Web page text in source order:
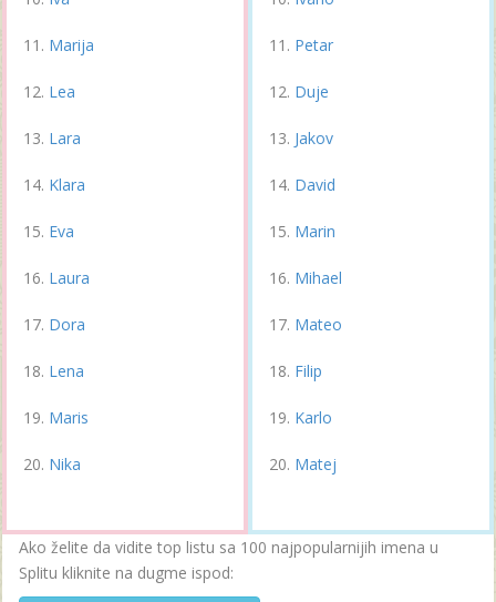
Marija
Lea
Lara
Klara
Eva
Laura
Dora
Lena
Maris
Nika
Petar
Duje
Jakov
David
Marin
Mihael
Mateo
Filip
Karlo
Matej
Ako želite da vidite top listu sa 100 najpopularnijih imena u
Splitu kliknite na dugme ispod: